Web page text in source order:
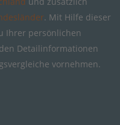
. Mit Hilfe dieser
Ihrer persönlichen
Detailinformationen
vornehmen.